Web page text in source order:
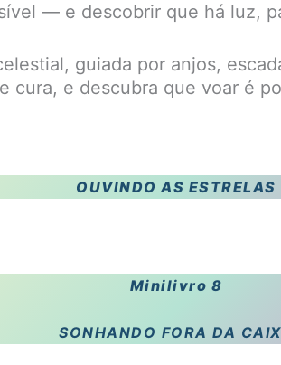
— e descobrir que há luz,
guiada por anjos,
cura, e descubra que voar é
OUVINDO AS ESTRELAS
Minilivro 8
SONHANDO FORA DA